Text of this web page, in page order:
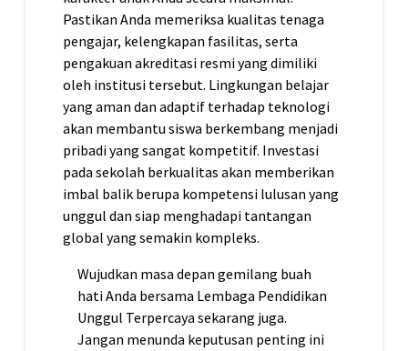
Pastikan Anda memeriksa kualitas tenaga
pengajar, kelengkapan fasilitas, serta
pengakuan akreditasi resmi yang dimiliki
oleh institusi tersebut. Lingkungan belajar
yang aman dan adaptif terhadap teknologi
akan membantu siswa berkembang menjadi
pribadi yang sangat kompetitif. Investasi
pada sekolah berkualitas akan memberikan
imbal balik berupa kompetensi lulusan yang
unggul dan siap menghadapi tantangan
global yang semakin kompleks.
Wujudkan masa depan gemilang buah
hati Anda bersama Lembaga Pendidikan
Unggul Terpercaya sekarang juga.
Jangan menunda keputusan penting ini